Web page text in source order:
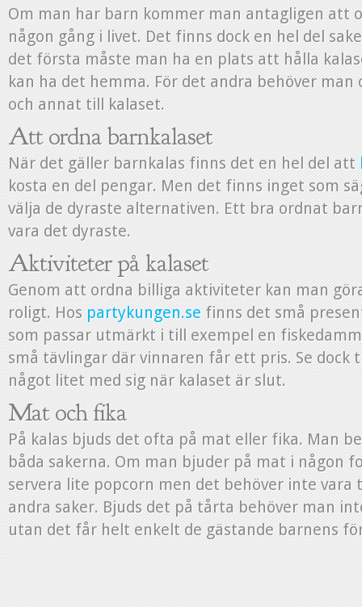
Om man har barn kommer man antagligen att
någon gång i livet. Det finns dock en hel del
det första måste man ha en plats att hålla
kan ha det hemma. För det andra behöver
och annat till kalaset.
Att ordna barnkalaset
När det gäller barnkalas finns det en hel del att
kosta en del pengar. Men det finns inget som
välja de dyraste alternativen. Ett bra ordnat
vara det dyraste.
Aktiviteter på kalaset
Genom att ordna billiga aktiviteter kan man
roligt. Hos partykungen.se finns det små
som passar utmärkt i till exempel en
små tävlingar där vinnaren får ett pris. Se dock
något litet med sig när kalaset är slut.
Mat och fika
På kalas bjuds det ofta på mat eller fika. Man
båda sakerna. Om man bjuder på mat i någon
servera lite popcorn men det behöver inte vara
andra saker. Bjuds det på tårta behöver man
utan det får helt enkelt de gästande barnens